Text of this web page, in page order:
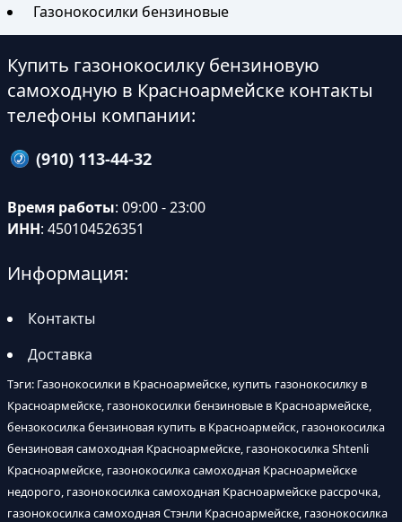
Газонокосилки бензиновые
Купить газонокосилку бензиновую
самоходную в Красноармейске контакты
телефоны компании:
(910) 113-44-32
Время работы: 09:00 - 23:00
ИНН: 450104526351
Информация:
Контакты
Доставка
Тэги: Газонокосилки в Красноармейске, купить газонокосилку в
Красноармейске, газонокосилки бензиновые в Красноармейске,
бензокосилка бензиновая купить в Красноармейск, газонокосилка
бензиновая самоходная Красноармейске, газонокосилка Shtenli
Красноармейске, газонокосилка самоходная Красноармейске
недорого, газонокосилка самоходная Красноармейске рассрочка,
газонокосилка самоходная Стэнли Красноармейске, газонокосилка